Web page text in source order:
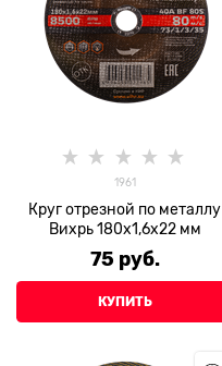
1961
Круг отрезной по металлу
Вихрь 180х1,6х22 мм
75 руб.
КУПИТЬ